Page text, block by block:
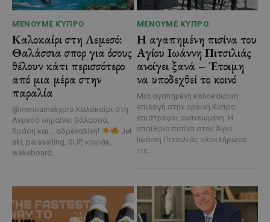
ΜΈΝΟΥΜΕ ΚΎΠΡΟ
Καλοκαίρι στη Λεμεσό:
Θαλάσσια σπορ για όσους
θέλουν κάτι περισσότερο
από μια μέρα στην
παραλία
@menoumekypro Καλοκαίρι στη
Λεμεσό σημαίνει θάλασσα,
δράση και… αδρεναλίνη!
Jet
ski, parasailing, SUP, καγιάκ,
wakeboard,...
ΜΈΝΟΥΜΕ ΚΎΠΡΟ
Η αγαπημένη πισίνα του
Αγίου Ιωάννη Πιτσιλιάς
ανοίγει ξανά – Έτοιμη
να υποδεχθεί το κοινό
Μια αγαπημένη καλοκαιρινή
επιλογή στην ορεινή Κύπρο
επιστρέφει ανανεωμένη. Η
υπαίθρια πισίνα στον Άγιο
Ιωάννη Πιτσιλιάς ολοκλήρωσε
τις...